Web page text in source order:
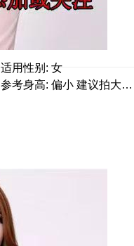
适用性别: 女
参考身高: 偏小 建议拍大一码 120 建议110身高左右 150 建议140身高左右 160 建议150身高左右 110 建议100身高左右 140 建议130身高左右 130 建议120身高左右